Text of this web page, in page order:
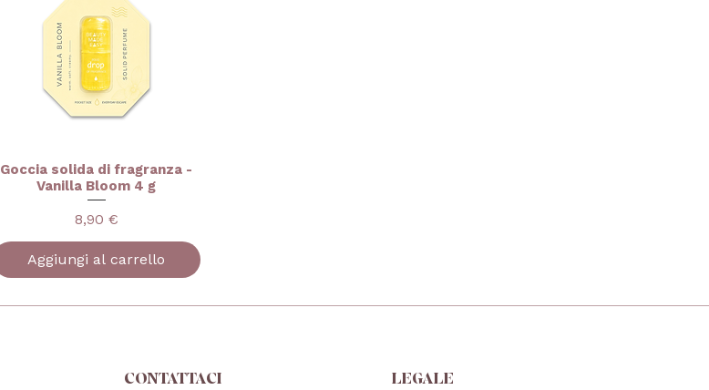
Goccia solida di fragranza -
Vanilla Bloom 4 g
Prezzo
8,90 €
Aggiungi al carrello
CONTATTACI LEGALE